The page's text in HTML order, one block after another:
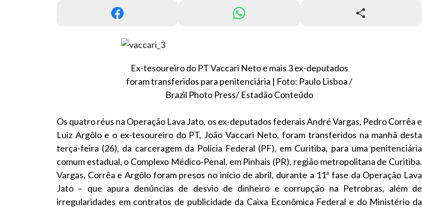
Ex-tesoureiro do PT Vaccari Neto e mais 3 ex-deputados
foram transferidos para penitenciária | Foto: Paulo Lisboa /
Brazil Photo Press/ Estadão Conteúdo
Os quatro réus na Operação Lava Jato, os ex-deputados federais André Vargas, Pedro Corrêa e
Luiz Argôlo e o ex-tesoureiro do PT, João Vaccari Neto, foram transferidos na manhã desta
terça-feira (26), da carceragem da Polícia Federal (PF), em Curitiba, para uma penitenciária
comum estadual, o Complexo Médico-Penal, em Pinhais (PR), região metropolitana de Curitiba.
Vargas, Corrêa e Argôlo foram presos no início de abril, durante a 11ª fase da Operação Lava
Jato – que apura denúncias de desvio de dinheiro e corrupção na Petrobras, além de
irregularidades em contratos de publicidade da Caixa Econômica Federal e do Ministério da